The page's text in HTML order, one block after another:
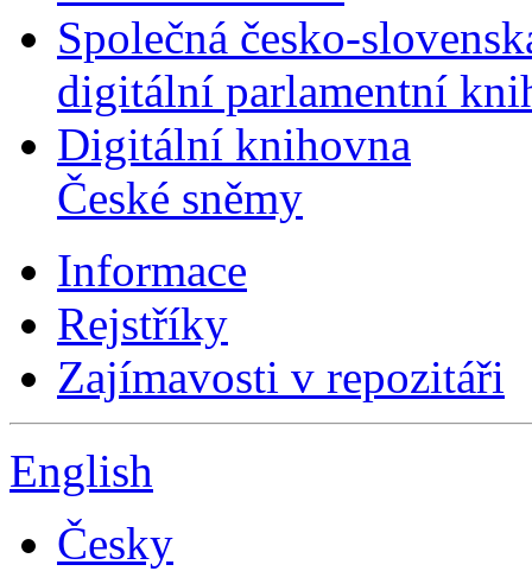
Společná česko-
digitální parlamentní
Digitální knihovna
České sněmy
Informace
Rejstříky
Zajímavosti v repozitáři
English
Česky